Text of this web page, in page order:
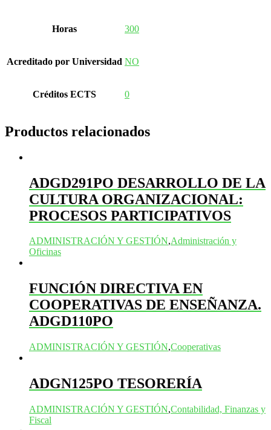
Horas 300
Acreditado por Universidad NO
Créditos ECTS 0
Productos relacionados
ADGD291PO DESARROLLO DE LA
CULTURA ORGANIZACIONAL:
PROCESOS PARTICIPATIVOS
ADMINISTRACIÓN Y GESTIÓN,Administración y
Oficinas
FUNCIÓN DIRECTIVA EN
COOPERATIVAS DE ENSEÑANZA.
ADGD110PO
ADMINISTRACIÓN Y GESTIÓN,Cooperativas
ADGN125PO TESORERÍA
ADMINISTRACIÓN Y GESTIÓN,Contabilidad, Finanzas y
Fiscal